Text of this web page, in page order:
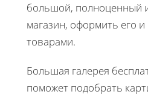
большой, полноценный
магазин, оформить его
товарами.
Большая галерея
поможет подобрать